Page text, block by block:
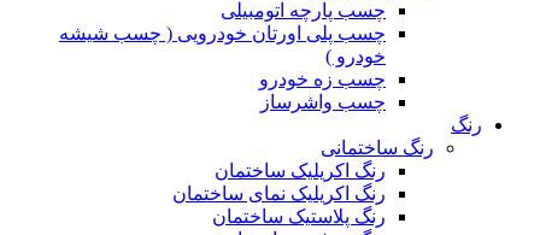
چسب پارچه اتومبیلی
چسب پلی اورتان خودرویی ( چسب شیشه
خودرو )
چسب زه خودرو
چسب واشرساز
رنگ
رنگ ساختمانی
رنگ اکریلیک ساختمان
رنگ اکریلیک نمای ساختمان
رنگ پلاستیک ساختمان